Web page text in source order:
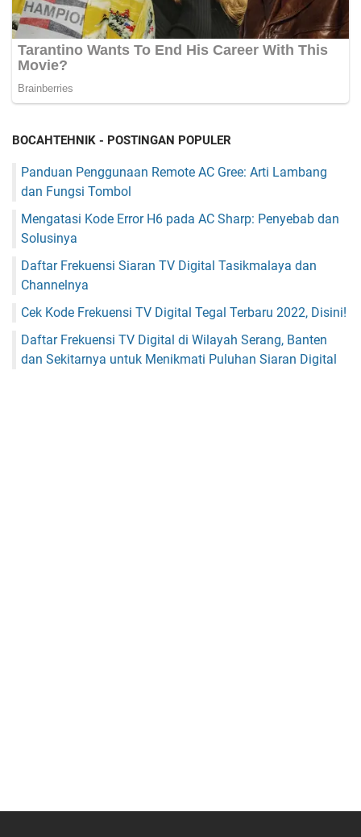
BOCAHTEHNIK - POSTINGAN POPULER
Panduan Penggunaan Remote AC Gree: Arti Lambang
dan Fungsi Tombol
Mengatasi Kode Error H6 pada AC Sharp: Penyebab dan
Solusinya
Daftar Frekuensi Siaran TV Digital Tasikmalaya dan
Channelnya
Cek Kode Frekuensi TV Digital Tegal Terbaru 2022, Disini!
Daftar Frekuensi TV Digital di Wilayah Serang, Banten
dan Sekitarnya untuk Menikmati Puluhan Siaran Digital